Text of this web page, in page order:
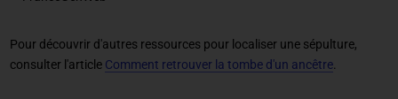
Pour découvrir d'autres ressources pour localiser une sépulture,
consulter l'article Comment retrouver la tombe d'un ancêtre.